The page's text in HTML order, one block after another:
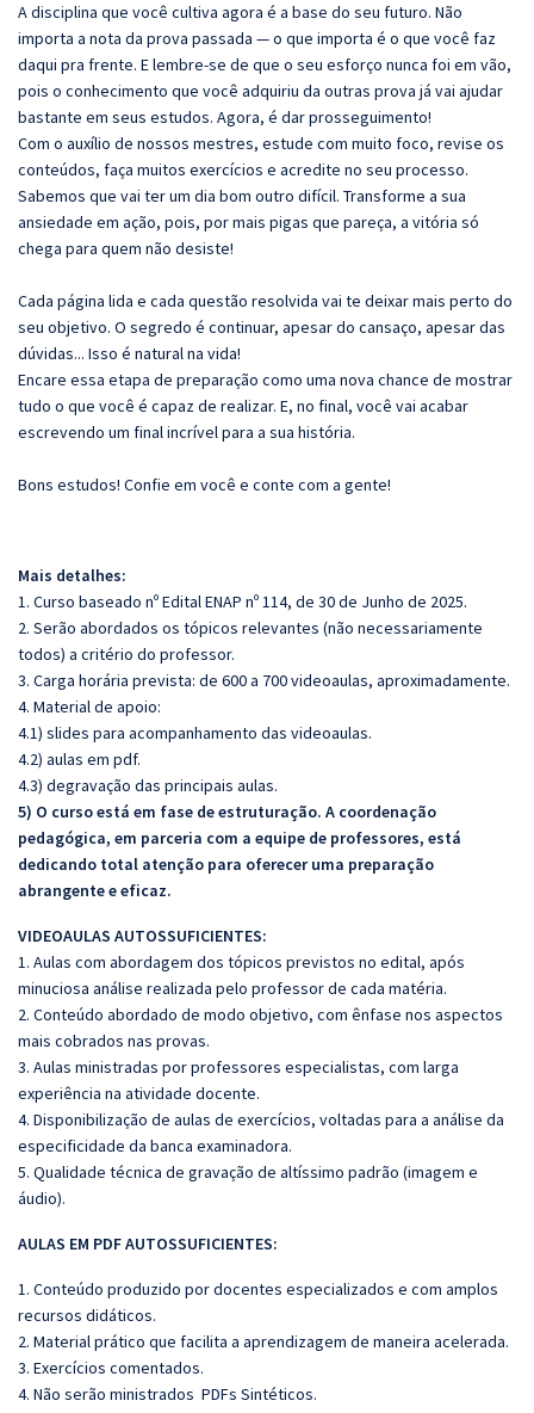
A disciplina que você cultiva agora é a base do seu futuro. Não
importa a nota da prova passada — o que importa é o que você faz
daqui pra frente. E lembre-se de que o seu esforço nunca foi em vão,
pois o conhecimento que você adquiriu da outras prova já vai ajudar
bastante em seus estudos. Agora, é dar prosseguimento!
Com o auxílio de nossos mestres, estude com muito foco, revise os
conteúdos, faça muitos exercícios e acredite no seu processo.
Sabemos que vai ter um dia bom outro difícil. Transforme a sua
ansiedade em ação, pois, por mais pigas que pareça, a vitória só
chega para quem não desiste!
Cada página lida e cada questão resolvida vai te deixar mais perto do
seu objetivo. O segredo é continuar, apesar do cansaço, apesar das
dúvidas... Isso é natural na vida!
Encare essa etapa de preparação como uma nova chance de mostrar
tudo o que você é capaz de realizar. E, no final, você vai acabar
escrevendo um final incrível para a sua história.
Bons estudos! Confie em você e conte com a gente!
Mais detalhes:
1. Curso baseado nº Edital ENAP nº 114, de 30 de Junho de 2025.
2. Serão abordados os tópicos relevantes (não necessariamente
todos) a critério do professor.
3. Carga horária prevista: de 600 a 700 videoaulas, aproximadamente.
4. Material de apoio:
4.1) slides para acompanhamento das videoaulas.
4.2) aulas em pdf.
4.3) degravação das principais aulas.
5) O curso está em fase de estruturação. A coordenação
pedagógica, em parceria com a equipe de professores, está
dedicando total atenção para oferecer uma preparação
abrangente e eficaz.
VIDEOAULAS AUTOSSUFICIENTES:
1. Aulas com abordagem dos tópicos previstos no edital, após
minuciosa análise realizada pelo professor de cada matéria.
2. Conteúdo abordado de modo objetivo, com ênfase nos aspectos
mais cobrados nas provas.
3. Aulas ministradas por professores especialistas, com larga
experiência na atividade docente.
4. Disponibilização de aulas de exercícios, voltadas para a análise da
especificidade da banca examinadora.
5. Qualidade técnica de gravação de altíssimo padrão (imagem e
áudio).
AULAS EM PDF AUTOSSUFICIENTES:
1. Conteúdo produzido por docentes especializados e com amplos
recursos didáticos.
2. Material prático que facilita a aprendizagem de maneira acelerada.
3. Exercícios comentados.
4. Não serão ministrados PDFs Sintéticos.